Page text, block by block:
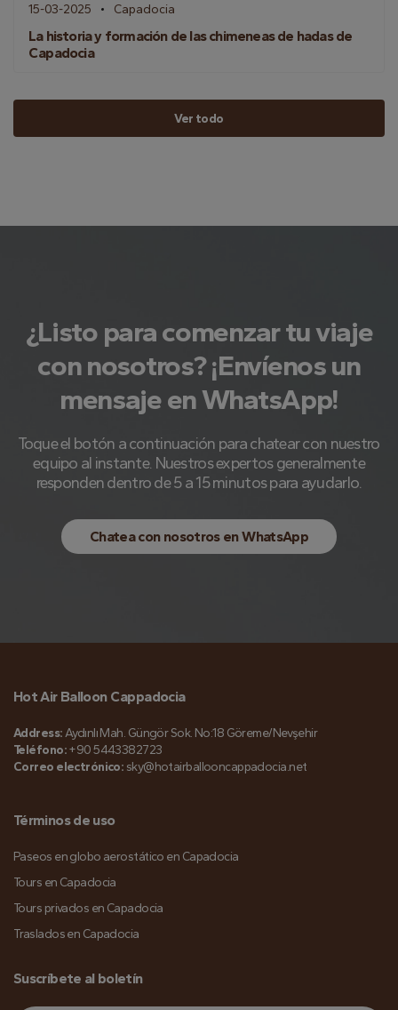
15-03-2025 Capadocia
La historia y formación de las chimeneas de hadas de
Capadocia
Ver todo
¿Listo para comenzar tu viaje
con nosotros? ¡Envíenos un
mensaje en WhatsApp!
Toque el botón a continuación para chatear con nuestro
equipo al instante. Nuestros expertos generalmente
responden dentro de 5 a 15 minutos para ayudarlo.
Chatea con nosotros en WhatsApp
Hot Air Balloon Cappadocia
Address:Aydınlı Mah. Güngör Sok. No:18 Göreme/Nevşehir
Teléfono:+90 5443382723
Correo electrónico: sky@hotairballooncappadocia.net
Términos de uso
Paseos en globo aerostático en Capadocia
Tours en Capadocia
Tours privados en Capadocia
Traslados en Capadocia
Suscríbete al boletín